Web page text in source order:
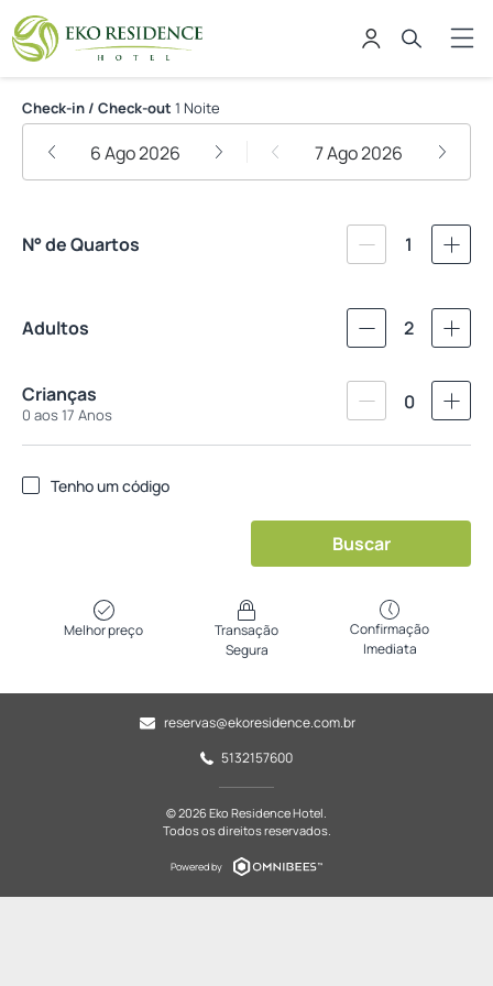
Eko Residence Hotel
Check-in / Check-out 1 Noite
6 Ago 2026 7 Ago 2026
N° de Quartos 1
Adultos 2
Crianças
0 aos 17 Anos
0
Tenho um código
Buscar
Melhor preço
Transação
Segura
Confirmação
Imediata
reservas@ekoresidence.com.br
5132157600
© 2026 Eko Residence Hotel.
Todos os direitos reservados.
Powered by